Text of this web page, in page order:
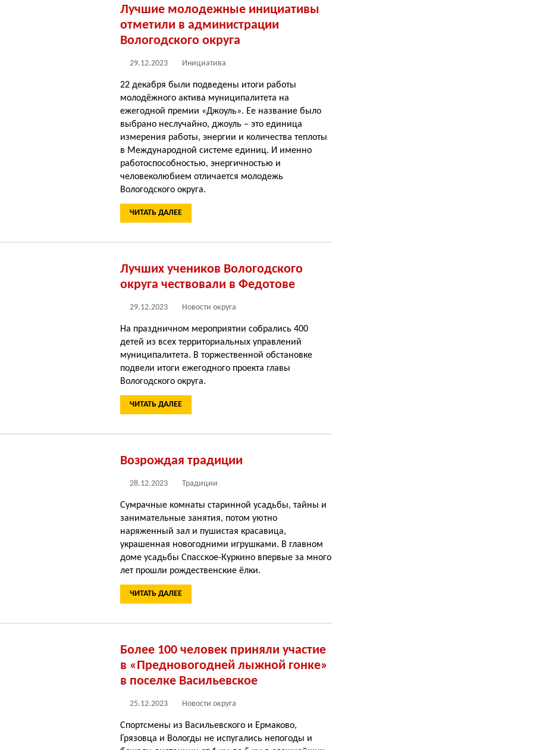
Лучшие молодежные инициативы
отметили в администрации
Вологодского округа
29.12.2023 Инициатива
22 декабря были подведены итоги работы
молодёжного актива муниципалитета на
ежегодной премии «Джоуль». Ее название было
выбрано неслучайно, джоуль – это единица
измерения работы, энергии и количества теплоты
в Международной системе единиц. И именно
работоспособностью, энергичностью и
человеколюбием отличается молодежь
Вологодского округа.
ЧИТАТЬ ДАЛЕЕ
Лучших учеников Вологодского
округа чествовали в Федотове
29.12.2023 Новости округа
На праздничном мероприя­тии собрались 400
детей из всех территориальных управлений
муниципалитета. В торжественной обстановке
подвели итоги ежегодного проекта главы
Вологодского округа.
ЧИТАТЬ ДАЛЕЕ
Возрождая традиции
28.12.2023 Традиции
Сумрачные комнаты старинной усадьбы, тайны и
занимательные занятия, потом уютно
наряженный зал и пушистая красавица,
украшенная новогодними игрушками. В главном
доме усадьбы Спасское-Куркино впервые за много
лет прошли рождественские ёлки.
ЧИТАТЬ ДАЛЕЕ
Более 100 человек приняли участие
в «Предновогодней лыжной гонке»
в поселке Васильевское
25.12.2023 Новости округа
Спортсмены из Васильевского и Ермаково,
Грязовца и Вологды не испугались непогоды и